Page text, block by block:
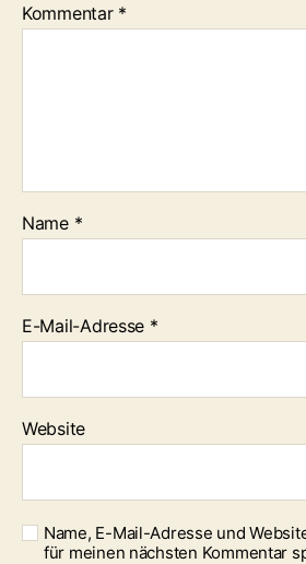
Kommentar *
Name *
E-Mail-Adresse *
Website
Name, E-Mail-Adresse und
für meinen nächsten Kommentar